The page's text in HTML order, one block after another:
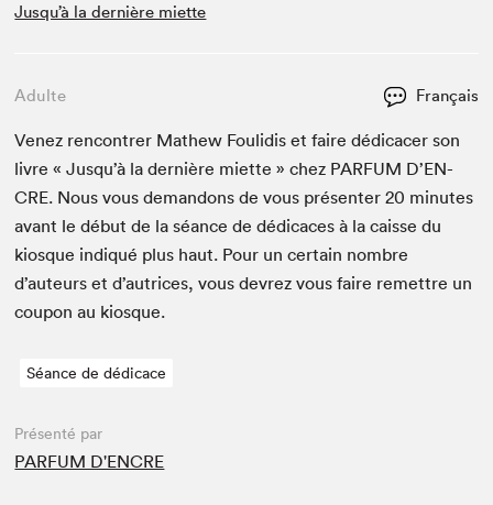
Jusqu’à la dernière miette
Adulte Français
Venez ren­con­tr­er Math­ew Foulidis et faire dédi­cac­er son
livre « Jusqu’à la dernière miette » chez PAR­FUM D’EN­
CRE. Nous vous deman­dons de vous présen­ter20 min­utes
avant le début de la séance de dédi­caces à la caisse du
kiosque indiqué plus haut. Pour un cer­tain nom­bre
d’auteurs et d’autrices, vous devrez vous faire remet­tre un
coupon au kiosque.
Séance de dédicace
Présenté par
PARFUM D'ENCRE